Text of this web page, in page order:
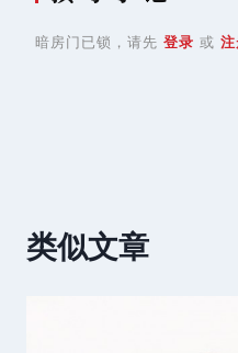
暗房门已锁，请先 登录 或
类似文章